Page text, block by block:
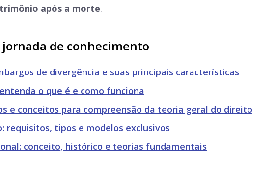
após a morte.
de conhecimento
de divergência e suas principais características
o que é e como funciona
e conceitos para compreensão da teoria geral do direito
requisitos, tipos e modelos exclusivos
conceito, histórico e teorias fundamentais